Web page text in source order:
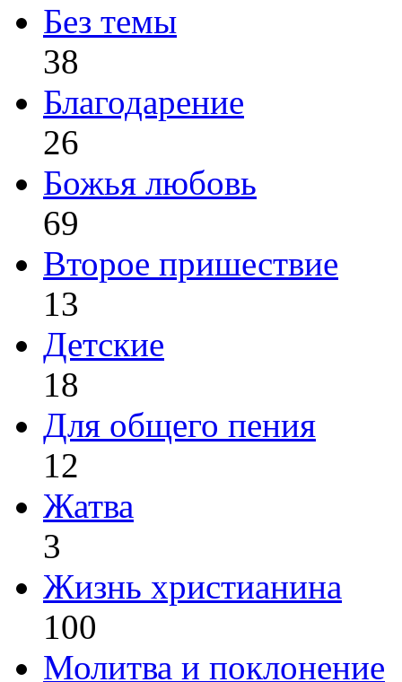
Без темы
38
Благодарение
26
Божья любовь
69
Второе пришествие
13
Детские
18
Для общего пения
12
Жатва
3
Жизнь христианина
100
Молитва и поклонение